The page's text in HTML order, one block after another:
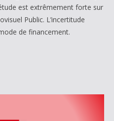
est extrêmement forte sur
Public. L’incertitude
de financement.